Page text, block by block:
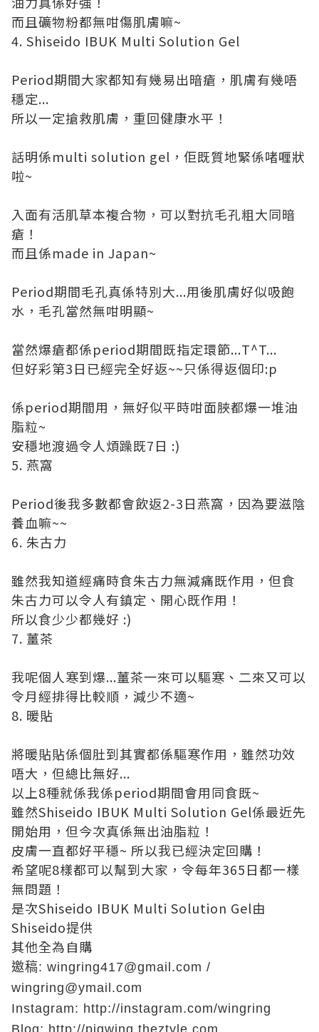
而且礦物粉都無咁傷肌膚嘛~
4. Shiseido IBUK Multi Solution Gel
Period期間大家都知有幾易出暗瘡，肌膚有幾唔
穩定...
所以一定搶救肌膚，重回健康水平！
話明係multi solution gel，佢既質地緊係啫喱狀
啦~
入面有活肌草本複合物，可以對抗毛孔粗大同暗
瘡！
而且係made in Japan~
Period期間毛孔真係特別大...用後肌膚好似吸飽
水，毛孔當然無咁明顯~
當然爆瘡都係period期間既指定環節...T^T...
但好彩第3日已經完全好返~~只係得返個印:p
係period期間用，無好似平時咁面脥都爆一堆油
脂粒~
安穩地渡過令人煩躁既7日 :)
5. 燕窩
Period後我多數都會飲返2-3日燕窩，因為要滋陰
養血嘛~~
6. 朱古力
雖然我知道經痛時食朱古力無減痛既作用，但食
朱古力可以令人有鎮定、開心既作用！
所以食少少都幾好 :)
7. 薑茶
我呢個人寒到爆...薑茶一來可以驅寒、二來又可以
令月經排得比較順，減少不適~
8. 暖貼
將暖貼貼係個肚到其實都係驅寒作用，雖然功效
唔大，但總比無好...
以上8種就係我係period期間會用同食既~
雖然Shiseido IBUK Multi Solution Gel係最近先
開始用，但今次真係無出油脂粒！
皮膚一直都好平穩~ 所以我已經決定回購！
希望呢8樣都可以幫到大家，令每年365日都一樣
無問題！
是次Shiseido IBUK Multi Solution Gel由
Shiseido提供
其他全為自購
邀稿: wingring417@gmail.com /
wingring@ymail.com
Instagram: http://instagram.com/wingring
Blog: http://pigwing.theztyle.com